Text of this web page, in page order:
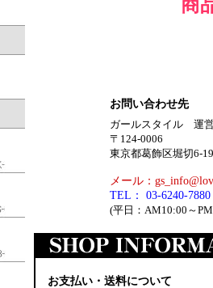
商
お問い合わせ先
ガールスタイル 運
〒124-0006
東京都葛飾区堀切6-
メール：
TEL： 03-6240-7880
(平日：AM10:00～
お支払い・送料について